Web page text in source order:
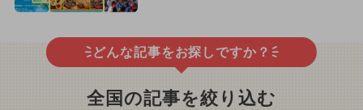
どんな記事をお探しですか？
全国の記事を絞り込む